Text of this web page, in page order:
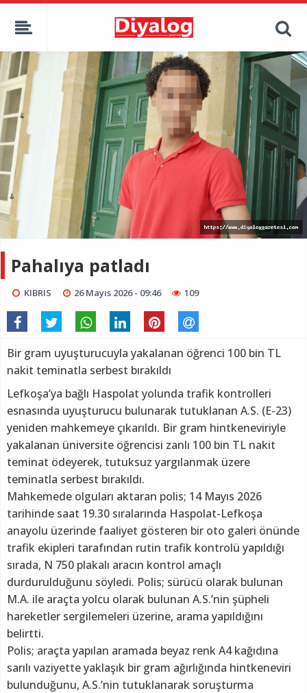
Pahalıya patladı
KIBRIS 26 Mayıs 2026 - 09:46 109
Bir gram uyuşturucuyla yakalanan öğrenci 100 bin TL
nakit teminatla serbest bırakıldı
Lefkoşa’ya bağlı Haspolat yolunda trafik kontrolleri
esnasında uyuşturucu bulunarak tutuklanan A.S. (E-23)
yeniden mahkemeye çıkarıldı. Bir gram hintkeneviriyle
yakalanan üniversite öğrencisi zanlı 100 bin TL nakit
teminat ödeyerek, tutuksuz yargılanmak üzere
teminatla serbest bırakıldı.
Mahkemede olguları aktaran polis; 14 Mayıs 2026
tarihinde saat 19.30 sıralarında Haspolat-Lefkoşa
anayolu üzerinde faaliyet gösteren bir oto galeri önünde
trafik ekipleri tarafından rutin trafik kontrolü yapıldığı
sırada, N 750 plakalı aracın kontrol amaçlı
durdurulduğunu söyledi. Polis; sürücü olarak bulunan
M.A. ile araçta yolcu olarak bulunan A.S.’nin şüpheli
hareketler sergilemeleri üzerine, arama yapıldığını
belirtti.
Polis; araçta yapılan aramada beyaz renk A4 kağıdına
sarılı vaziyette yaklaşık bir gram ağırlığında hintkeneviri
bulunduğunu, A.S.’nin tutuklanarak soruşturma